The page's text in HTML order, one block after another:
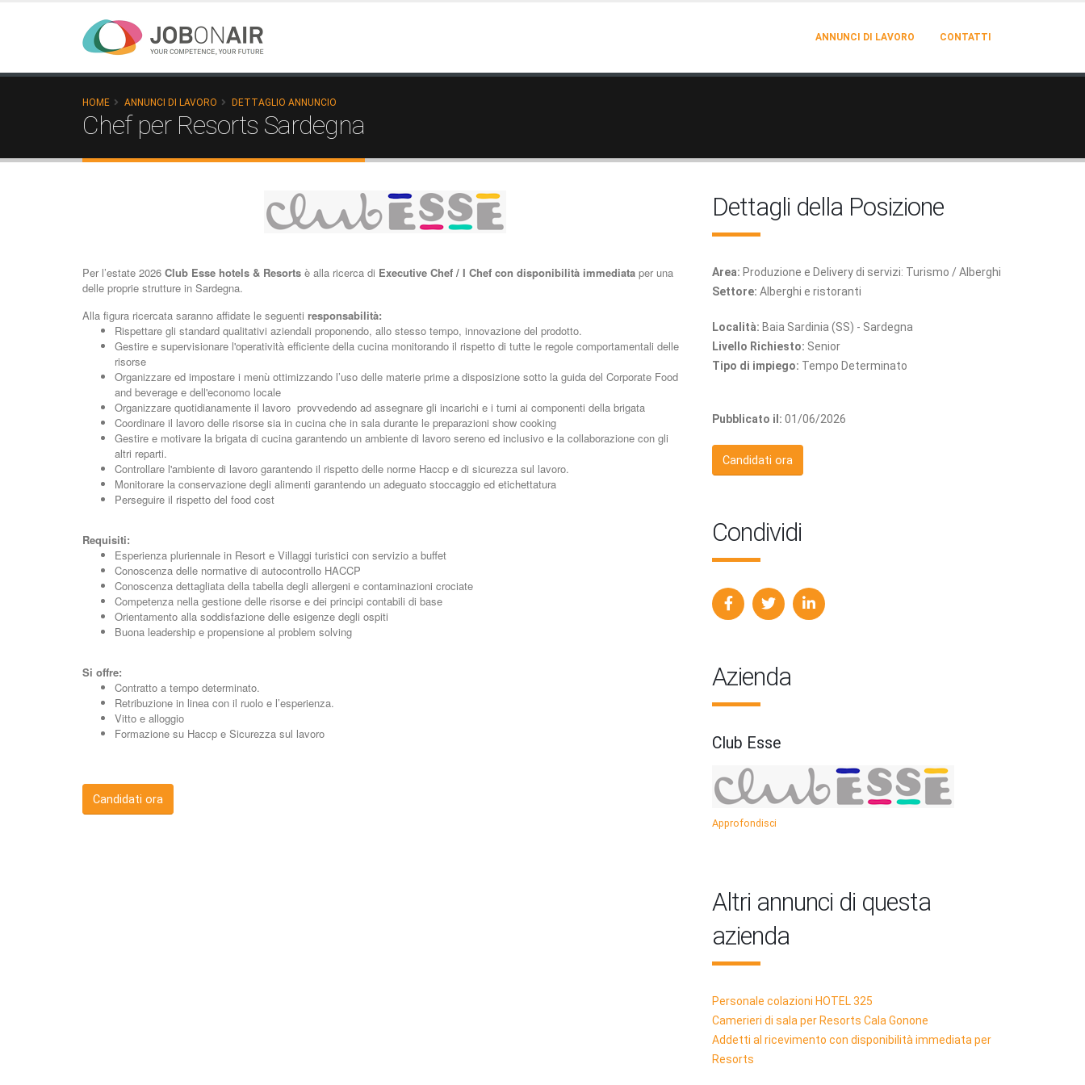
ANNUNCI DI LAVORO CONTATTI
HOME ANNUNCI DI LAVORO DETTAGLIO ANNUNCIO
Chef per Resorts Sardegna
Per l’estate 2026 Club Esse hotels & Resorts è alla ricerca di Executive Chef / I Chef con disponibilità immediata per una
delle proprie strutture in Sardegna.
Alla figura ricercata saranno affidate le seguenti responsabilità:
Rispettare gli standard qualitativi aziendali proponendo, allo stesso tempo, innovazione del prodotto.
Gestire e supervisionare l'operatività efficiente della cucina monitorando il rispetto di tutte le regole comportamentali delle
risorse
Organizzare ed impostare i menù ottimizzando l’uso delle materie prime a disposizione sotto la guida del Corporate Food
and beverage e dell'economo locale
Organizzare quotidianamente il lavoro provvedendo ad assegnare gli incarichi e i turni ai componenti della brigata
Coordinare il lavoro delle risorse sia in cucina che in sala durante le preparazioni show cooking
Gestire e motivare la brigata di cucina garantendo un ambiente di lavoro sereno ed inclusivo e la collaborazione con gli
altri reparti.
Controllare l'ambiente di lavoro garantendo il rispetto delle norme Haccp e di sicurezza sul lavoro.
Monitorare la conservazione degli alimenti garantendo un adeguato stoccaggio ed etichettatura
Perseguire il rispetto del food cost
Requisiti:
Esperienza pluriennale in Resort e Villaggi turistici con servizio a buffet
Conoscenza delle normative di autocontrollo HACCP
Conoscenza dettagliata della tabella degli allergeni e contaminazioni crociate
Competenza nella gestione delle risorse e dei principi contabili di base
Orientamento alla soddisfazione delle esigenze degli ospiti
Buona leadership e propensione al problem solving
Si offre:
Contratto a tempo determinato.
Retribuzione in linea con il ruolo e l’esperienza.
Vitto e alloggio
Formazione su Haccp e Sicurezza sul lavoro
Candidati ora
Dettagli della Posizione
Area: Produzione e Delivery di servizi: Turismo / Alberghi
Settore: Alberghi e ristoranti
Località: Baia Sardinia (SS) - Sardegna
Livello Richiesto: Senior
Tipo di impiego: Tempo Determinato
Pubblicato il: 01/06/2026
Candidati ora
Condividi
Azienda
Club Esse
Approfondisci
Altri annunci di questa
azienda
Personale colazioni HOTEL 325
Camerieri di sala per Resorts Cala Gonone
Addetti al ricevimento con disponibilità immediata per
Resorts